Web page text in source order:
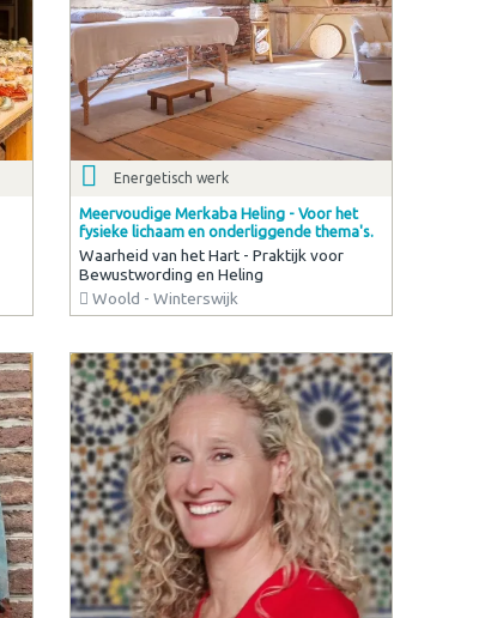
Energetisch werk
Meervoudige Merkaba Heling - Voor het
fysieke lichaam en onderliggende thema's.
Waarheid van het Hart - Praktijk voor
Bewustwording en Heling
Woold - Winterswijk